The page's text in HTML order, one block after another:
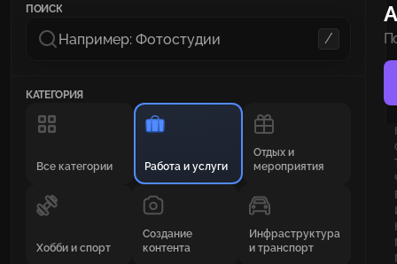
ПОИСК
/
КАТЕГОРИЯ
Все категории Работа и услуги
Отдых и
мероприятия
Хобби и спорт
Создание
контента
Инфраструктура
и транспорт